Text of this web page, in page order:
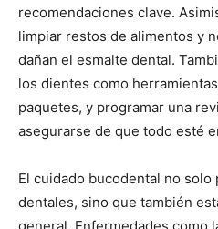
recomendaciones clave.
limpiar restos de alimentos y
dañan el esmalte dental.
los dientes como
paquetes, y programar una
asegurarse de que todo esté
El cuidado bucodental no
dentales, sino que también